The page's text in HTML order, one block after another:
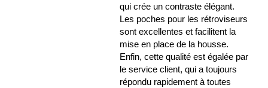
qui crée un contraste élégant.
Les poches pour les rétroviseurs
sont excellentes et facilitent la
mise en place de la housse.
Enfin, cette qualité est égalée par
le service client, qui a toujours
répondu rapidement à toutes